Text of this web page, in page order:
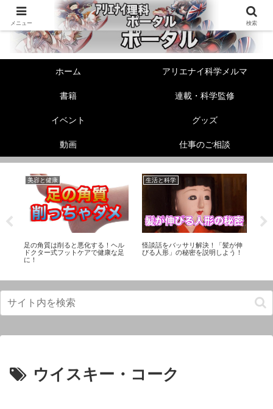
ホーム アリエナイ科学メルマ
書籍 連載・科学監修
イベント グッズ
動画 仕事のご相談
美容と健康
足の角質は削ると悪化する！ヘル
ドクター式フットケアで健康な足
に！
生活と科学
怪談話をバッサリ解決！「髪が伸
びる人形」の秘密を説明しよう！
ウイスキー・コーク
メニュー 検索